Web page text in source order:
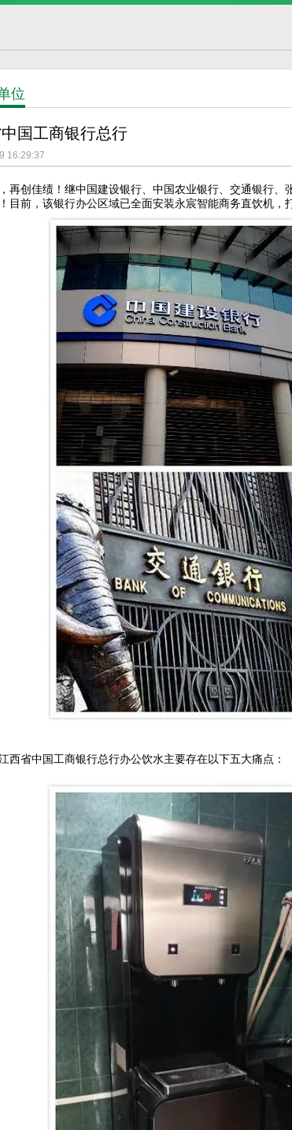
位
国工商银行总行
16:29:37
再创佳绩！继中国建设银行、中国农业银行、交通银行
目前，该银行办公区域已全面安装永宸智能商务直饮机，
西省中国工商银行总行办公饮水主要存在以下五大痛点：